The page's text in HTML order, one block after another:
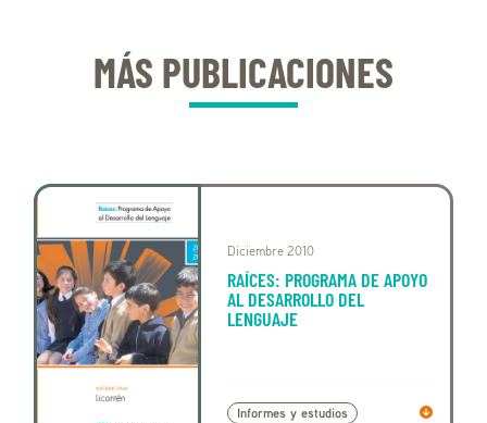
MÁS PUBLICACIONES
Diciembre 2010
RAÍCES: PROGRAMA DE APOYO
AL DESARROLLO DEL
LENGUAJE
Informes y estudios